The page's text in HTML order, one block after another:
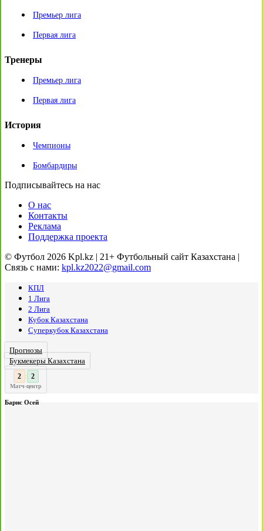
Премьер лига
Первая лига
Тренеры
Премьер лига
Первая лига
История
Чемпионы
Бомбардиры
Подписывайтесь на нас
О нас
Контакты
Реклама
Поддержка проекта
© Футбол 2026 Kpl.kz | 21+ Футбольный сайт Казахстана |
Связь с нами: kpl.kz2022@gmail.com
КПЛ
1 Лига
2 Лига
Кубок Казахстана
Суперкубок Казахстана
Прогнозы
Букмекеры Казахстана
: 2
Матч-центр
Барнс Осей